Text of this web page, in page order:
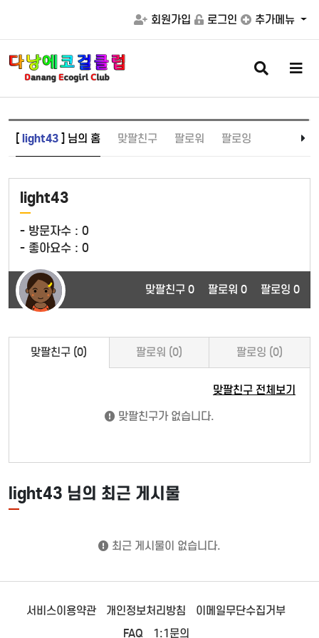
회원가입 로그인 추가메뉴
검
색
버
메
버
[ light43 ] 님의 홈 맞팔친구 팔로워 팔로잉
light43
- 방문자수 : 0
- 좋아요수 : 0
맞팔친구 0 팔로워 0 팔로잉 0
맞팔친구 (0) 팔로워 (0) 팔로잉 (0)
맞팔친구 전체보기
맞팔친구가 없습니다.
light43 님의 최근 게시물
최근 게시물이 없습니다.
서비스이용약관 개인정보처리방침
이메일무단수집거부
FAQ
1:1문의